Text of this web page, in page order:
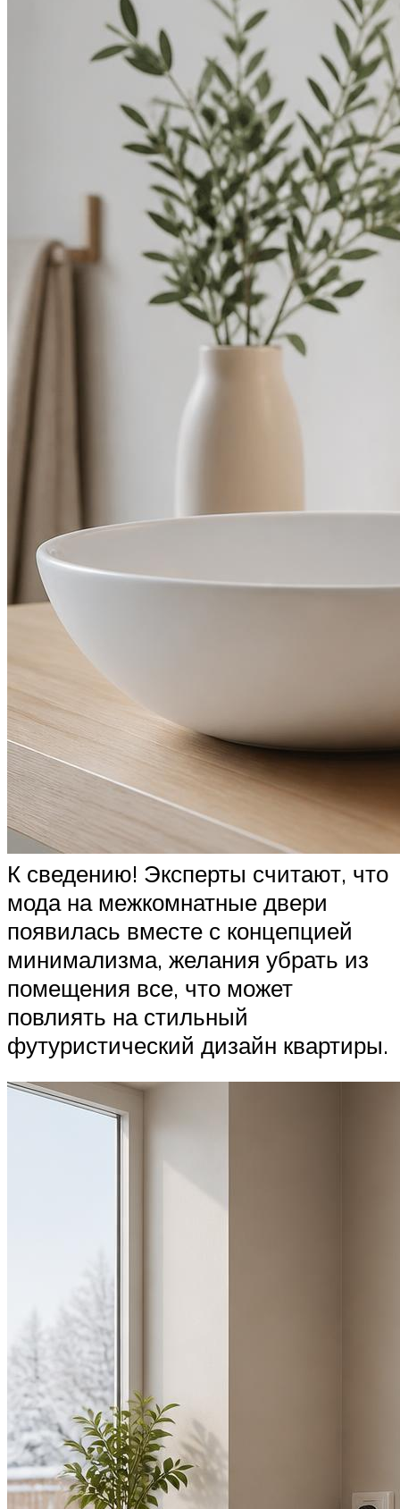
К сведению! Эксперты считают, что
мода на межкомнатные двери
появилась вместе с концепцией
минимализма, желания убрать из
помещения все, что может
повлиять на стильный
футуристический дизайн квартиры.